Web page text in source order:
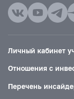
Личный кабинет
Отношения с
Перечень